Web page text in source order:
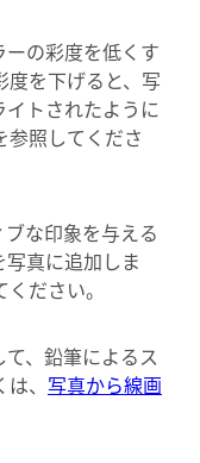
の彩度を低くす
度を下げると、写
トされたように
参照してくださ
な印象を与える
真に追加しま
ださい。
、鉛筆によるス
、 写真から線画